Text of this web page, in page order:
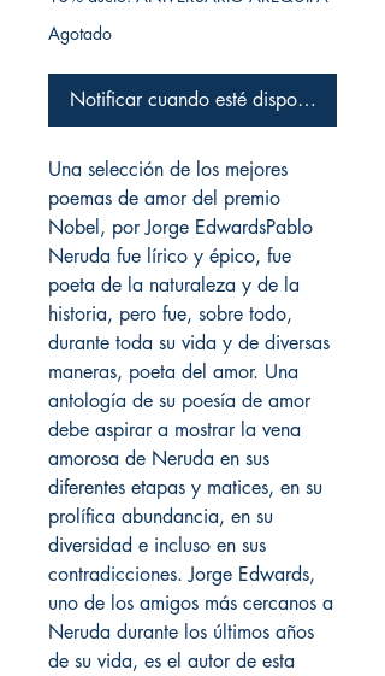
Agotado
Notificar cuando esté disponible
Una selección de los mejores
poemas de amor del premio
Nobel, por Jorge EdwardsPablo
Neruda fue lírico y épico, fue
poeta de la naturaleza y de la
historia, pero fue, sobre todo,
durante toda su vida y de diversas
maneras, poeta del amor. Una
antología de su poesía de amor
debe aspirar a mostrar la vena
amorosa de Neruda en sus
diferentes etapas y matices, en su
prolífica abundancia, en su
diversidad e incluso en sus
contradicciones. Jorge Edwards,
uno de los amigos más cercanos a
Neruda durante los últimos años
de su vida, es el autor de esta